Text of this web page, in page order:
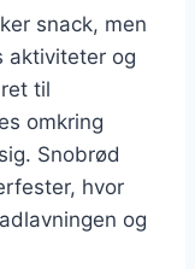
snack, men
aktiviteter og
til
omkring
Snobrød
hvor
og